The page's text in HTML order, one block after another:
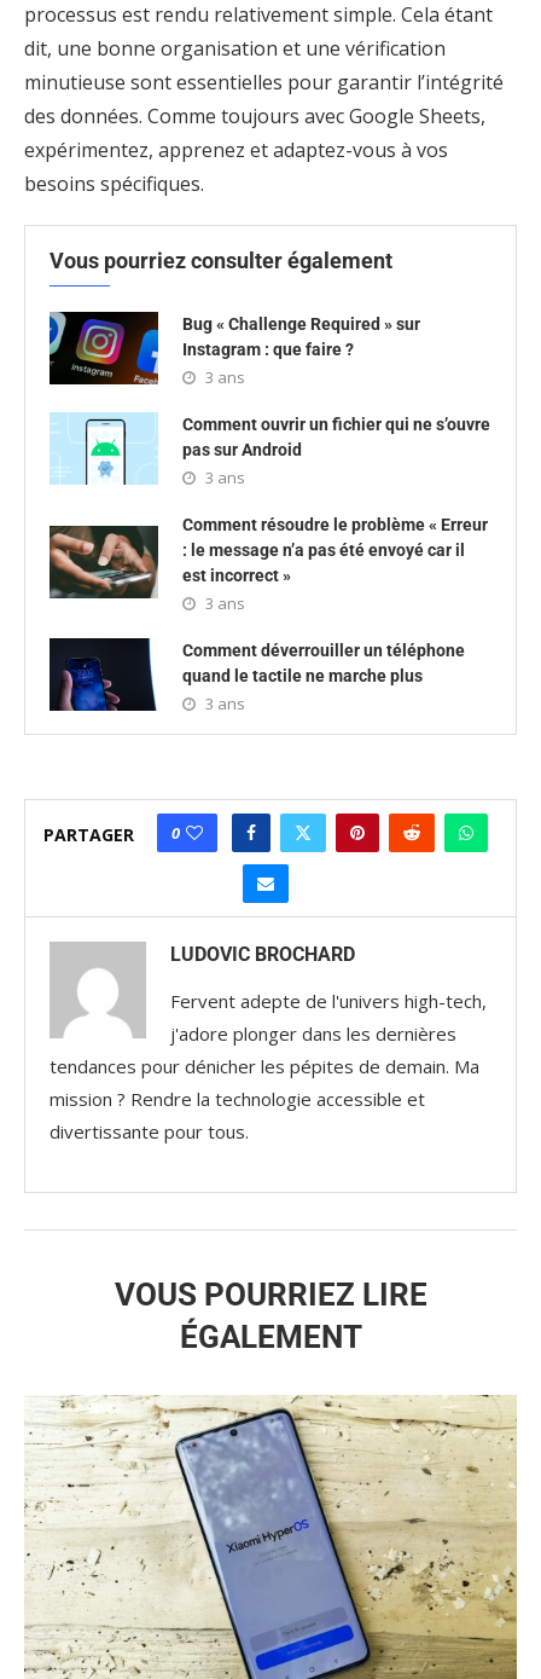
processus est rendu relativement simple. Cela étant
dit, une bonne organisation et une vérification
minutieuse sont essentielles pour garantir l’intégrité
des données. Comme toujours avec Google Sheets,
expérimentez, apprenez et adaptez-vous à vos
besoins spécifiques.
Vous pourriez consulter également
Bug « Challenge Required » sur
Instagram : que faire ?
3 ans
Comment ouvrir un fichier qui ne s’ouvre
pas sur Android
3 ans
Comment résoudre le problème « Erreur
: le message n’a pas été envoyé car il
est incorrect »
3 ans
Comment déverrouiller un téléphone
quand le tactile ne marche plus
3 ans
PARTAGER 0
LUDOVIC BROCHARD
Fervent adepte de l'univers high-tech,
j'adore plonger dans les dernières
tendances pour dénicher les pépites de demain. Ma
mission ? Rendre la technologie accessible et
divertissante pour tous.
VOUS POURRIEZ LIRE
ÉGALEMENT